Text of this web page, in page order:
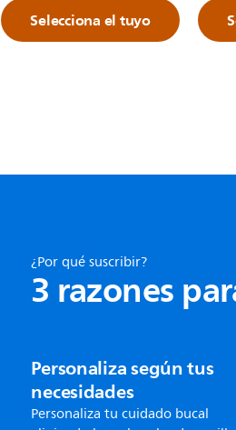
Selecciona el tuyo
¿Por qué suscribir?
3 razones
Personaliza según tus
necesidades
Personaliza tu cuidado bucal